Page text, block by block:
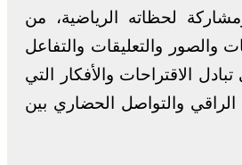
لحظاته الرياضية، من
والصور والتعليقات والتفاعل
الاقتراحات والأفكار التي
الراقي والتواصل الحضاري بين